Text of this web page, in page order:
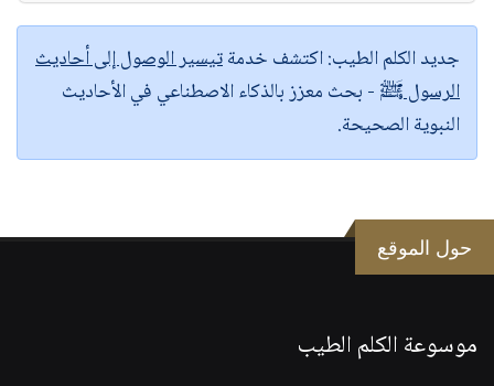
جديد الكلم الطيب:اكتشف خدمةتيسير الوصول إلى أحاديث
الرسول ﷺ - بحث معزز بالذكاء الاصطناعي في الأحاديث
النبوية الصحيحة.
حول الموقع
موسوعة الكلم الطيب